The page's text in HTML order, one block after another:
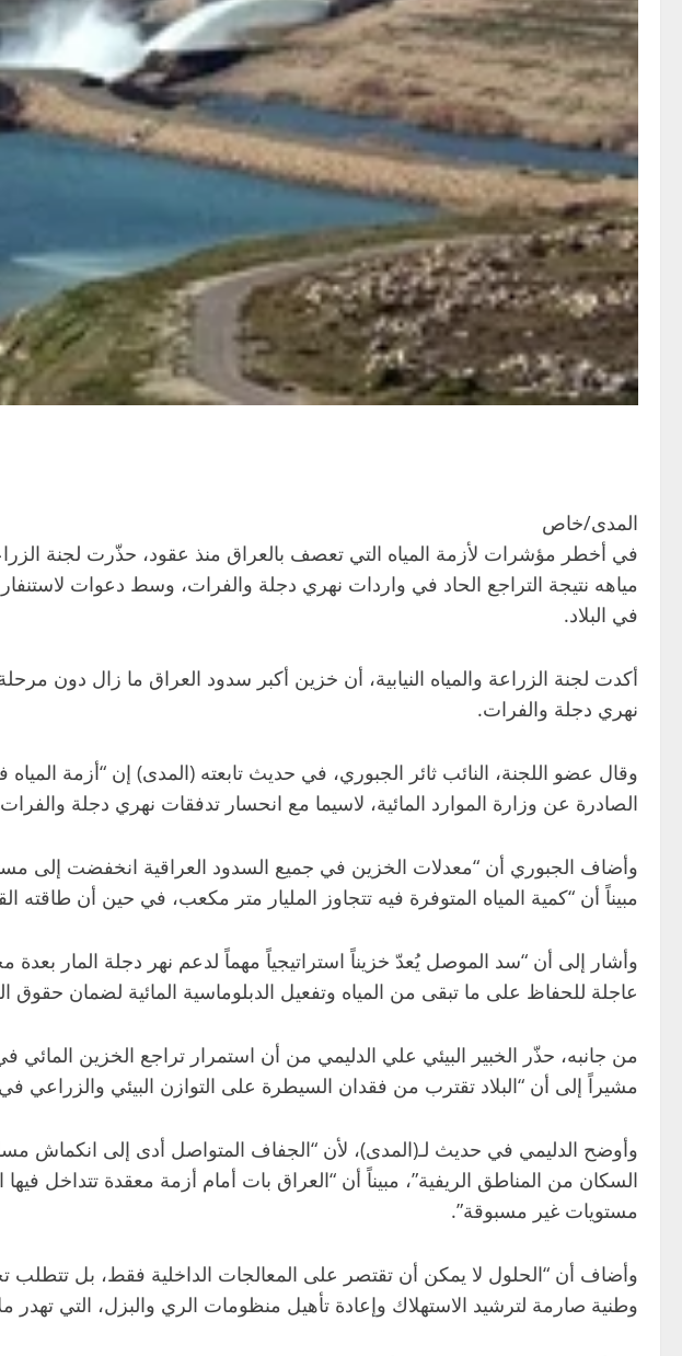
المدى/خاص
مياهه نتيجة التراجع الحاد في واردات نهري دجلة والفرات، وسط دعوات
في البلاد.
نهري دجلة والفرات.
وقال عضو اللجنة، النائب ثائر الجبوري، في حديث تابعته (المدى) إن “أزمة
الصادرة عن وزارة الموارد المائية، لاسيما مع انحسار تدفقات نهري دجلة والفرات بنسبة تصل إلى 85%
وأضاف الجبوري أن “معدلات الخزين في جميع السدود العراقية انخفضت إلى
مبيناً أن “كمية المياه المتوفرة فيه تتجاوز المليار متر مكعب، في حين أن طاقته القصوى تتراوح بين 9 إلى 11 مليار متر مكعب، ما يعني
وأشار إلى أن “سد الموصل يُعدّ خزيناً استراتيجياً مهماً لدعم نهر دجلة المار
عاجلة للحفاظ على ما تبقى من المياه وتفعيل الدبلوماسية المائية لضمان حقوق
من جانبه، حذّر الخبير البيئي علي الدليمي من أن استمرار تراجع الخزين
مشيراً إلى أن “البلاد تقترب من فقدان السيطرة على التوازن البيئي
وأوضح الدليمي في حديث لـ(المدى)، لأن “الجفاف المتواصل أدى إلى انكماش
السكان من المناطق الريفية”، مبيناً أن “العراق بات أمام أزمة معقدة تتداخل
مستويات غير مسبوقة”.
وأضاف أن “الحلول لا يمكن أن تقتصر على المعالجات الداخلية فقط، بل تتطلب
وطنية صارمة لترشيد الاستهلاك وإعادة تأهيل منظومات الري والبزل، التي تهدر